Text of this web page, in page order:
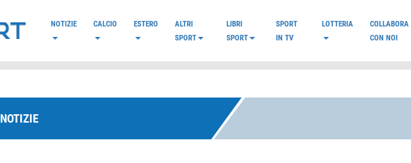
NOTIZIE CALCIO ESTERO
ALTRI
SPORT
LIBRI
SPORT
SPORT
IN TV
LOTTERIA
COLLABORA
CON NOI
NOTIZIE